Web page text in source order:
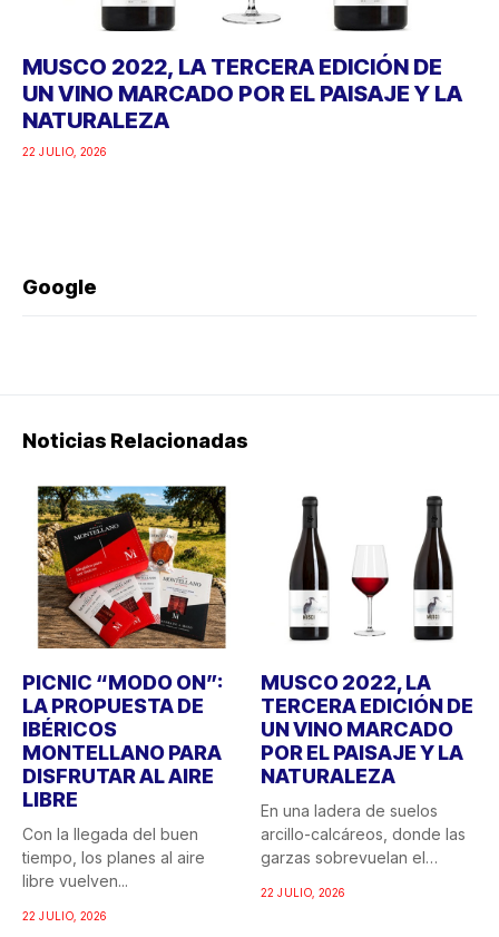
MUSCO 2022, LA TERCERA EDICIÓN DE
UN VINO MARCADO POR EL PAISAJE Y LA
NATURALEZA
22 JULIO, 2026
Google
Noticias Relacionadas
PICNIC “MODO ON”:
LA PROPUESTA DE
IBÉRICOS
MONTELLANO PARA
DISFRUTAR AL AIRE
LIBRE
Con la llegada del buen
tiempo, los planes al aire
libre vuelven...
22 JULIO, 2026
MUSCO 2022, LA
TERCERA EDICIÓN DE
UN VINO MARCADO
POR EL PAISAJE Y LA
NATURALEZA
En una ladera de suelos
arcillo-calcáreos, donde las
garzas sobrevuelan el
22 JULIO, 2026